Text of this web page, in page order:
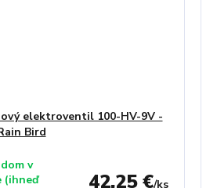
elektroventil 100-HV-9V -
Bird
42,25 €/ks
v
(ihneď